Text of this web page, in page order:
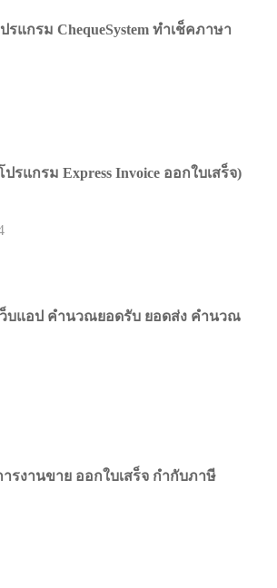
ปรแกรม ChequeSystem ทำเช็คภาษา
ปรแกรม Express Invoice ออกใบเสร็จ)
เว็บแอป คำนวณยอดรับ ยอดส่ง คำนวณ
ารงานขาย ออกใบเสร็จ กำกับภาษี